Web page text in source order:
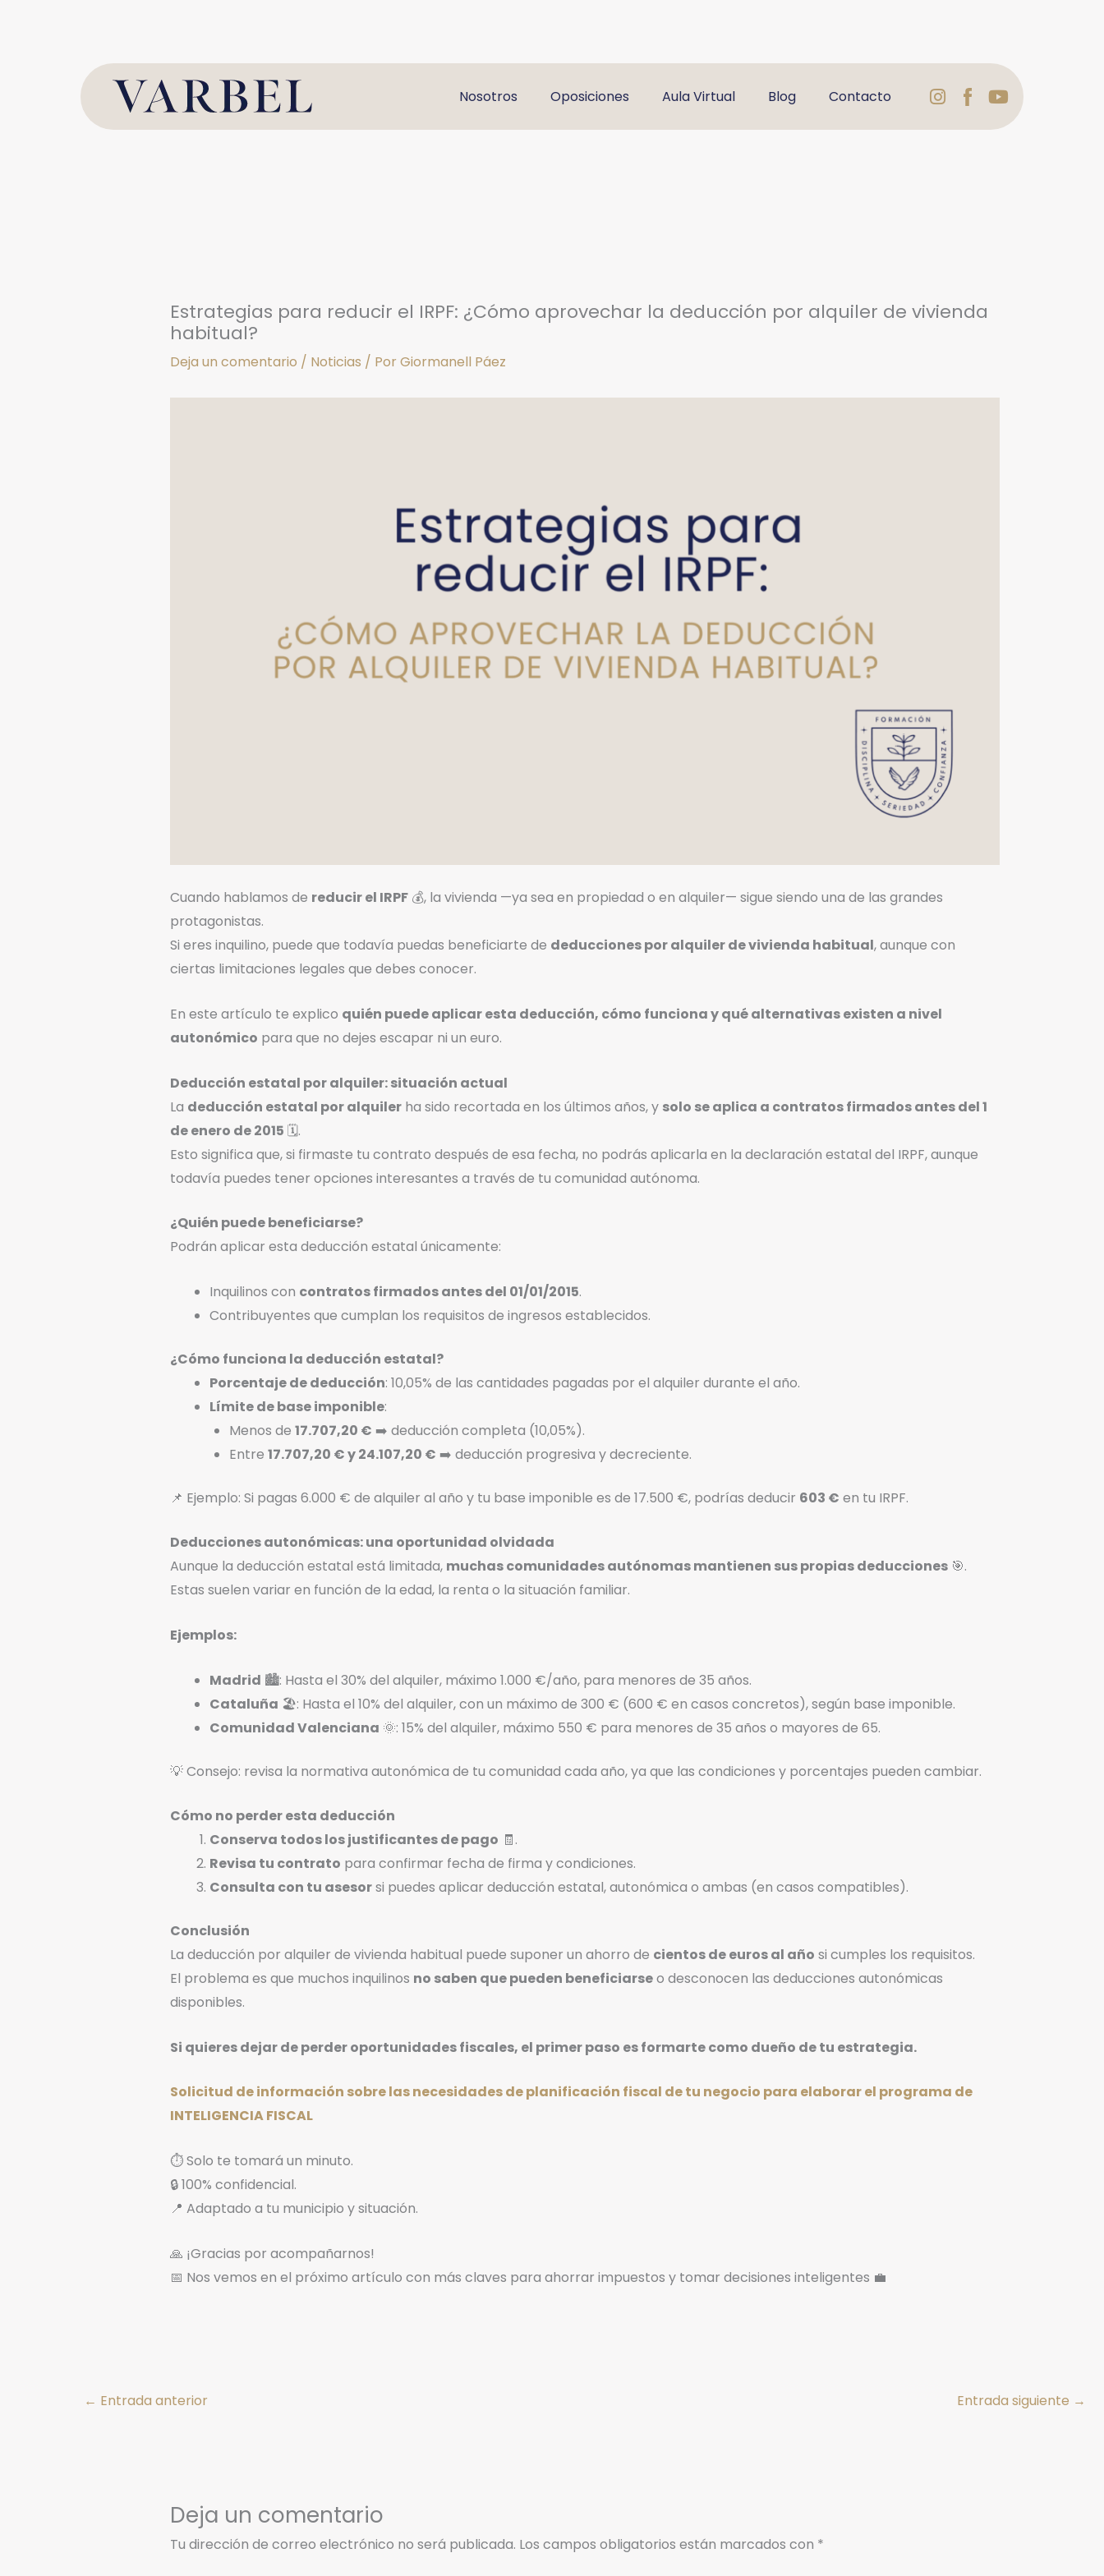
Nosotros
Oposiciones Aula Virtual Blog Contacto Instagram
Logo
Facebook
Youtube
Estrategias para reducir el IRPF: ¿Cómo aprovechar la deducción por alquiler de vivienda
habitual?
Deja un comentario / Noticias / PorGiormanell Páez
Cuando hablamos de reducir el IRPF💰, la vivienda —ya sea en propiedad o en alquiler— sigue siendo una de las grandes
protagonistas.
Si eres inquilino, puede que todavía puedas beneficiarte de deducciones por alquiler de vivienda habitual, aunque con
ciertas limitaciones legales que debes conocer.
En este artículo te explico quién puede aplicar esta deducción, cómo funciona y qué alternativas existen a nivel
autonómico para que no dejes escapar ni un euro.
Deducción estatal por alquiler: situación actual
La deducción estatal por alquilerha sido recortada en los últimos años, y solo se aplica a contratos firmados antes del 1
de enero de 2015 🗓️.
Esto significa que, si firmaste tu contrato después de esa fecha, no podrás aplicarla en la declaración estatal del IRPF, aunque
todavía puedes tener opciones interesantes a través de tu comunidad autónoma.
¿Quién puede beneficiarse?
Podrán aplicar esta deducción estatal únicamente:
Inquilinos con contratos firmados antes del 01/01/2015.
Contribuyentes que cumplan los requisitos de ingresos establecidos.
¿Cómo funciona la deducción estatal?
Porcentaje de deducción: 10,05% de las cantidades pagadas por el alquiler durante el año.
Límite de base imponible:
Menos de 17.707,20 € ➡️ deducción completa (10,05%).
Entre 17.707,20 € y 24.107,20 € ➡️ deducción progresiva y decreciente.
📌 Ejemplo: Si pagas 6.000 € de alquiler al año y tu base imponible es de 17.500 €, podrías deducir 603 € en tu IRPF.
Deducciones autonómicas: una oportunidad olvidada
Aunque la deducción estatal está limitada, muchas comunidades autónomas mantienen sus propias deducciones🎯.
Estas suelen variar en función de la edad, la renta o la situación familiar.
Ejemplos:
Madrid 🏙️: Hasta el 30% del alquiler, máximo 1.000 €/año, para menores de 35 años.
Cataluña 🏖️: Hasta el 10% del alquiler, con un máximo de 300 € (600 € en casos concretos), según base imponible.
Comunidad Valenciana 🌞: 15% del alquiler, máximo 550 € para menores de 35 años o mayores de 65.
💡 Consejo: revisa la normativa autonómica de tu comunidad cada año, ya que las condiciones y porcentajes pueden cambiar.
Cómo no perder esta deducción
Conserva todos los justificantes de pago 🧾.
Revisa tu contrato para confirmar fecha de firma y condiciones.
Consulta con tu asesorsi puedes aplicar deducción estatal, autonómica o ambas (en casos compatibles).
Conclusión
La deducción por alquiler de vivienda habitual puede suponer un ahorro de cientos de euros al año si cumples los requisitos.
El problema es que muchos inquilinos no saben que pueden beneficiarseo desconocen las deducciones autonómicas
disponibles.
Si quieres dejar de perder oportunidades fiscales, el primer paso es formarte como dueño de tu estrategia.
Solicitud de información sobre las necesidades de planificación fiscal de tu negocio para elaborar el programa de
INTELIGENCIA FISCAL
⏱️ Solo te tomará un minuto.
🔒 100% confidencial.
📍 Adaptado a tu municipio y situación.
🙏 ¡Gracias por acompañarnos!
📅 Nos vemos en el próximo artículo con más claves para ahorrar impuestos y tomar decisiones inteligentes 💼
← Entrada anterior Entrada siguiente →
Deja un comentario
Tu dirección de correo electrónico no será publicada. Los campos obligatorios están marcados con *